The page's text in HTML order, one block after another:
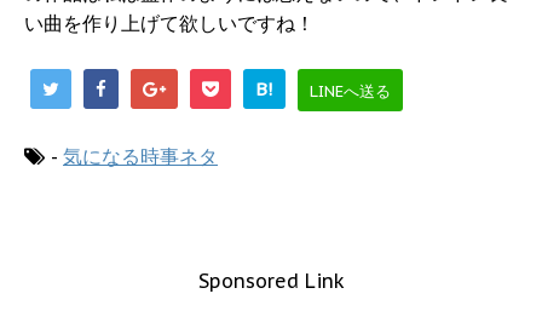
い曲を作り上げて欲しいですね！
B! LINEへ送る
- 気になる時事ネタ
Sponsored Link